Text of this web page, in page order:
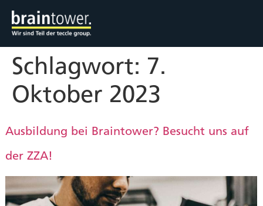
Schlagwort: 7.
Oktober 2023
Ausbildung bei Braintower? Besucht uns auf
der ZZA!